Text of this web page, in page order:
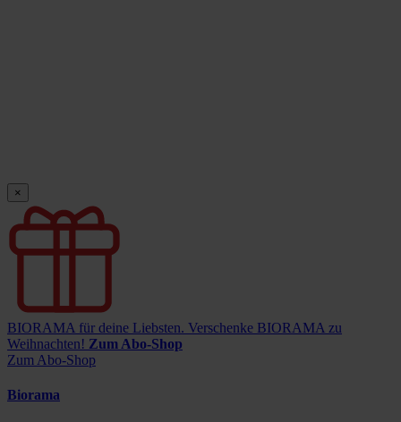
×
BIORAMA für deine Liebsten. Verschenke BIORAMA zu
Weihnachten! Zum Abo-Shop
Zum Abo-Shop
Biorama